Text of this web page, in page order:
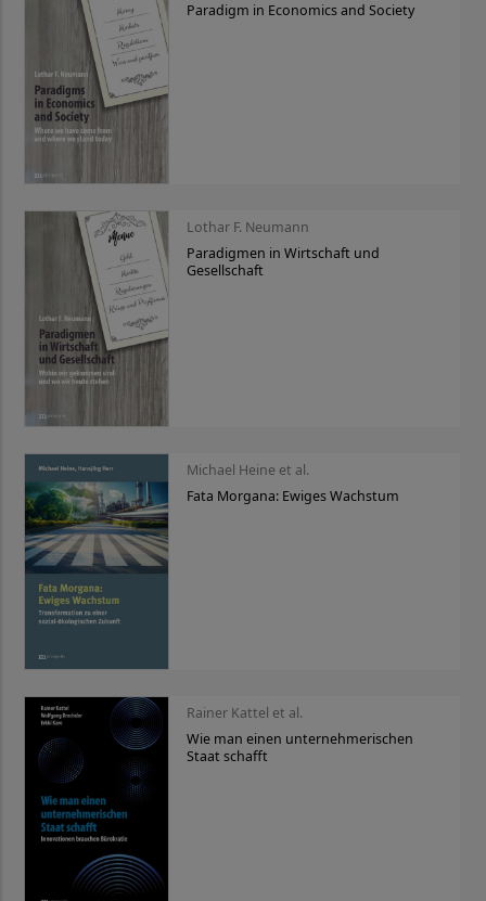
Paradigm in Economics and Society
Lothar F. Neumann
Paradigmen in Wirtschaft und
Gesellschaft
Michael Heine et al.
Fata Morgana: Ewiges Wachstum
Rainer Kattel et al.
Wie man einen unternehmerischen
Staat schafft